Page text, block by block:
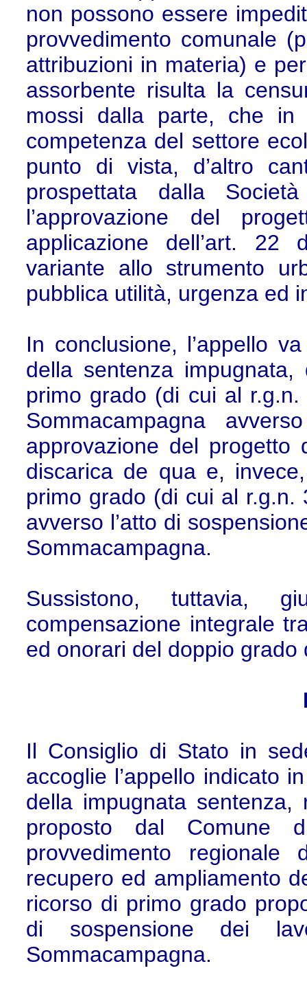
non possono essere
provvedimento comunale
attribuzioni in materia) e
assorbente risulta la
mossi dalla parte, che in
competenza del settore
punto di vista, d’altro
prospettata dalla
l’approvazione del
applicazione dell’art. 22
variante allo strumento
pubblica utilità, urgenza ed
In conclusione, l’appello
della sentenza
primo grado (di cui al
Sommacampagna
approvazione del progetto
discarica de qua e,
primo grado (di cui al r.g.n.
avverso l’atto di
Sommacampagna.
Sussistono, tuttavia,
compensazione integrale
ed onorari del doppio grado
Il Consiglio di Stato in
accoglie l’appello indicato
della impugnata
proposto dal Comune
provvedimento
recupero ed ampliamento
ricorso di primo grado
di sospensione dei
Sommacampagna.